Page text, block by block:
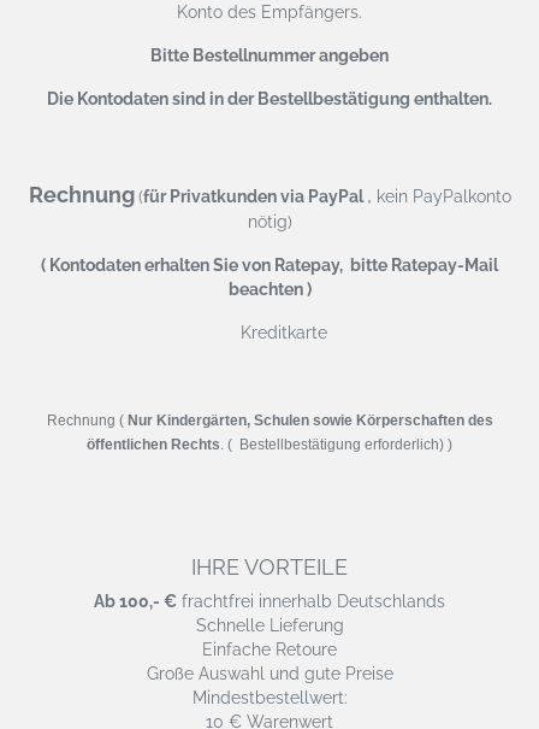
Konto des Empfängers.
Bitte Bestellnummer angeben
Die Kontodaten sind in der Bestellbestätigung enthalten.
Rechnung (für Privatkunden via PayPal, kein PayPalkonto
nötig)
( Kontodaten erhalten Sie von Ratepay, bitte Ratepay-Mail
beachten )
Kreditkarte
Rechnung ( Nur Kindergärten, Schulen sowie Körperschaften des
öffentlichen Rechts . ( Bestellbestätigung erforderlich) )
IHRE VORTEILE
Ab 100,- € frachtfrei innerhalb Deutschlands
Schnelle Lieferung
Einfache Retoure
Große Auswahl und gute Preise
Mindestbestellwert:
10 € Warenwert